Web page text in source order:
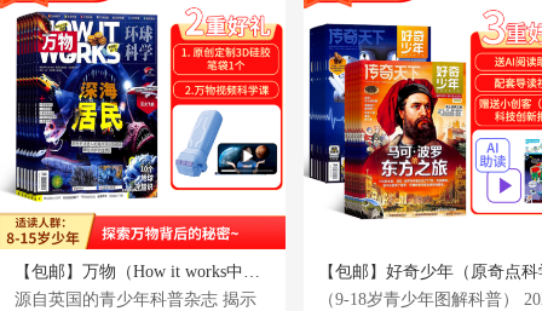
【包邮】万物（How it works中文版）（1年共12期）（杂志订阅）+108集万物科学新闻音频
源自英国的青少年科普杂志 揭示
（9-18岁青少年图解科普）